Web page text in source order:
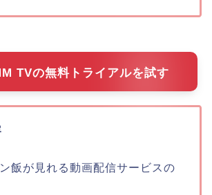
TVの無料トライアルを試す
飯が見れる動画配信サービスの